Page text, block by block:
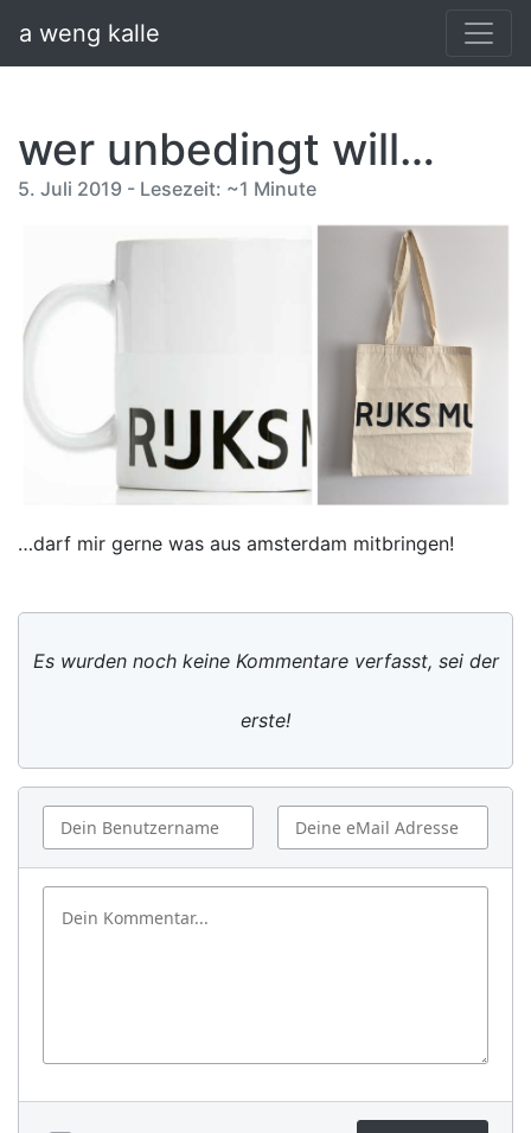
a weng kalle
wer unbedingt will…
5. Juli 2019 - Lesezeit: ~1 Minute
…darf mir gerne was aus amsterdam mitbringen!
Es wurden noch keine Kommentare verfasst, sei der
erste!